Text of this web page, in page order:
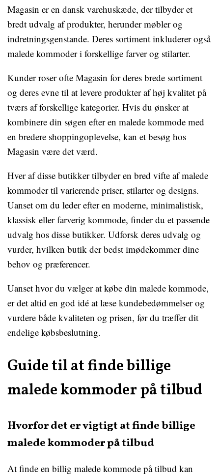
Magasin er en dansk varehuskæde, der tilbyder et
bredt udvalg af produkter, herunder møbler og
indretningsgenstande. Deres sortiment inkluderer også
malede kommoder i forskellige farver og stilarter.
Kunder roser ofte Magasin for deres brede sortiment
og deres evne til at levere produkter af høj kvalitet på
tværs af forskellige kategorier. Hvis du ønsker at
kombinere din søgen efter en malede kommode med
en bredere shoppingoplevelse, kan et besøg hos
Magasin være det værd.
Hver af disse butikker tilbyder en bred vifte af malede
kommoder til varierende priser, stilarter og designs.
Uanset om du leder efter en moderne, minimalistisk,
klassisk eller farverig kommode, finder du et passende
udvalg hos disse butikker. Udforsk deres udvalg og
vurder, hvilken butik der bedst imødekommer dine
behov og præferencer.
Uanset hvor du vælger at købe din malede kommode,
er det altid en god idé at læse kundebedømmelser og
vurdere både kvaliteten og prisen, før du træffer dit
endelige købsbeslutning.
Guide til at finde billige
malede kommoder på tilbud
Hvorfor det er vigtigt at finde billige
malede kommoder på tilbud
At finde en billig malede kommode på tilbud kan